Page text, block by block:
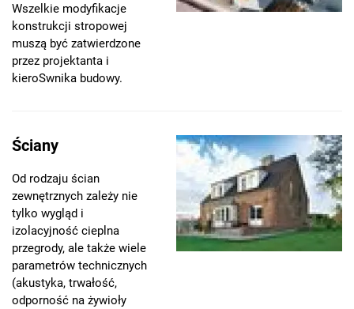
Wszelkie modyfikacje
konstrukcji stropowej
muszą być zatwierdzone
przez projektanta i
kieroSwnika budowy.
Ściany
Od rodzaju ścian
zewnętrznych zależy nie
tylko wygląd i
izolacyjność cieplna
przegrody, ale także wiele
parametrów technicznych
(akustyka, trwałość,
odporność na żywioły